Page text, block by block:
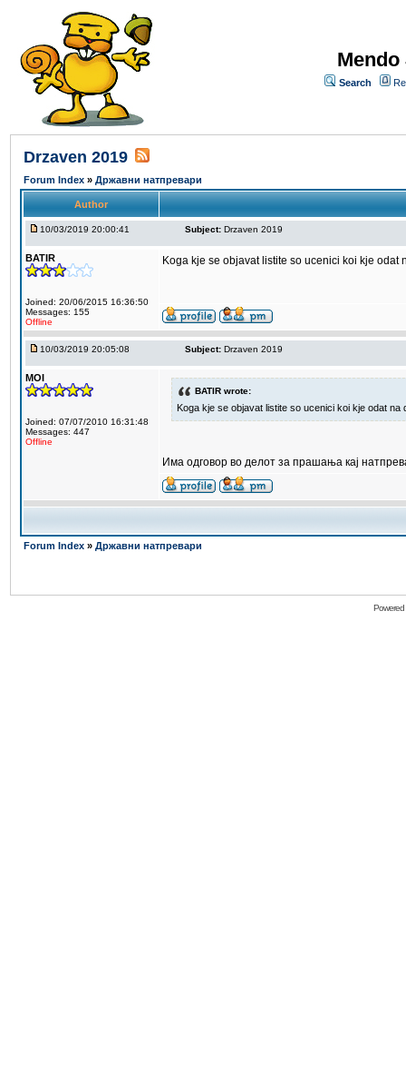
Search
Drzaven 2019
Forum Index » Државни натпревари
Author
10/03/2019 20:00:41 Subject: Drzaven 2019
BATIR
Joined: 20/06/2015 16:36:50
Messages: 155
Offline
Koga kje se objavat listite so ucenici koi kje odat
10/03/2019 20:05:08 Subject: Drzaven 2019
MOI
Joined: 07/07/2010 16:31:48
Messages: 447
Offline
BATIR wrote:
Koga kje se objavat listite so ucenici koi kje odat na
Има одговор во делот за прашања кај
Forum Index » Државни натпревари